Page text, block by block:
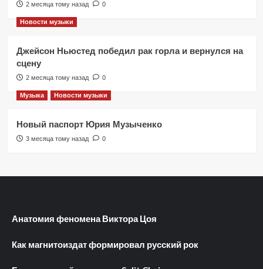
2 месяца тому назад 0
Новости музыки
Джейсон Ньюстед победил рак горла и вернулся на
сцену
2 месяца тому назад 0
Музыка Новости музыки
Новый паспорт Юрия Музыченко
3 месяца тому назад 0
Анатомия феномена Виктора Цоя
Как магнитоиздат формировал русский рок